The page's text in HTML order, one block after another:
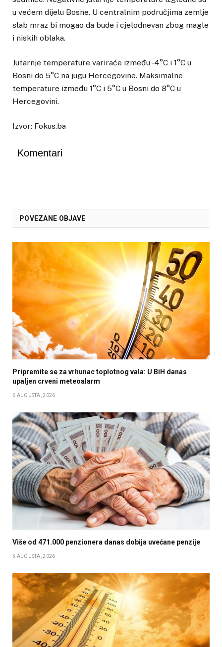
u većem dijelu Bosne. U centralnim područjima zemlje
slab mraz bi mogao da bude i cjelodnevan zbog magle
i niskih oblaka.
Jutarnje temperature variraće između -4°C i 1°C u
Bosni do 5°C na jugu Hercegovine. Maksimalne
temperature između 1°C i 5°C u Bosni do 8°C u
Hercegovini.
Izvor: Fokus.ba
Komentari
POVEZANE OBJAVE
Pripremite se za vrhunac toplotnog vala: U BiH danas
upaljen crveni meteoalarm
6 AUGUSTA, 2026
Više od 471.000 penzionera danas dobija uvećane penzije
5 AUGUSTA, 2026